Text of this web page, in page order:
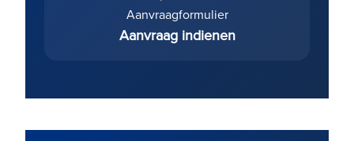
Aanvraagformulier
Aanvraag indienen